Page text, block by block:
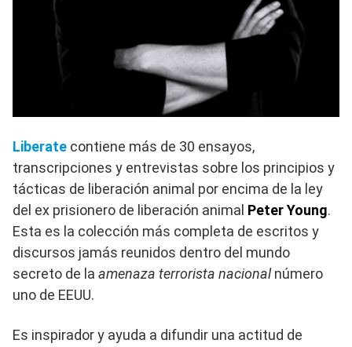
Liberate contiene más de 30 ensayos,
transcripciones y entrevistas sobre los principios y
tácticas de liberación animal por encima de la ley
del ex prisionero de liberación animal Peter Young.
Esta es la colección más completa de escritos y
discursos jamás reunidos dentro del mundo
secreto de la amenaza terrorista nacionalnúmero
uno de EEUU.
Es inspirador y ayuda a difundir una actitud de